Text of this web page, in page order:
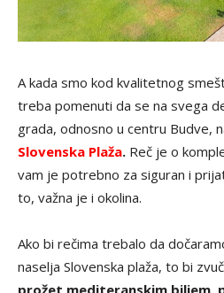
A kada smo kod kvalitetnog
treba pomenuti da se na svega
grada, odnosno u centru Budve,
Slovenska Plaža. Reč je o
vam je potrebno za siguran i
to, važna je i okolina.
Ako bi rečima trebalo da
naselja Slovenska plaža, to bi